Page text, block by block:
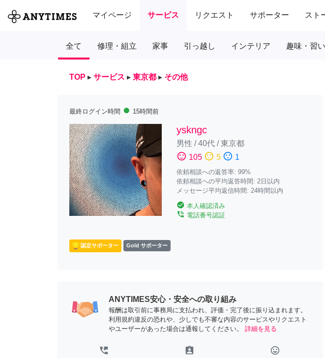
マイページ サービス リクエスト サポーター スト
全て 修理・組立 家事 引っ越し インテリア 趣味・習
TOP ▸ サービス ▸ 東京都 ▸ その他
最終ログイン時間 fiber_manual_record 15時間前
yskngc
男性 /40代/東京都
sentiment_satisfied 105 sentiment_neutral 5 sentiment_dissatisfied 1
依頼相談への返答率: 99%
依頼相談への平均返答時間: 2日以内
メッセージ平均返信時間: 24時間以内
check_circle 本人確認済み
phone_in_talk 電話番号認証
認定サポーター Gold サポーター
ANYTIMES安心・安全への取り組み
報酬は取引前に事務局に支払われ、評価・完了後に振り込まれます。
利用規約違反の恐れや、少しでも不審な内容のサービスやリクエスト
やユーザーがあった場合は通報してください。
詳細を見る
perm_phone_msg assignment_ind tag_faces